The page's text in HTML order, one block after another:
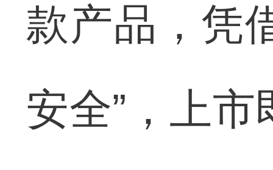
款产品，凭
安全”，上